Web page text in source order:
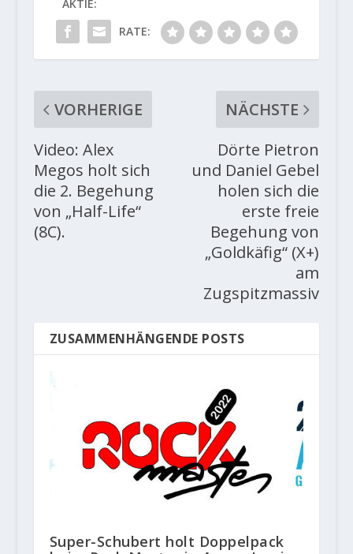
AKTIE:
RATE:
VORHERIGE
Video: Alex
Megos holt sich
die 2. Begehung
von „Half-Life“
(8C).
NÄCHSTE
Dörte Pietron
und Daniel Gebel
holen sich die
erste freie
Begehung von
„Goldkäfig“ (X+)
am
Zugspitzmassiv
ZUSAMMENHÄNGENDE POSTS
Super-Schubert holt Doppelpack